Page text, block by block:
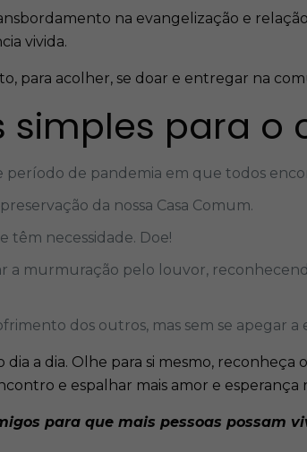
na evangelização e
vivida.
para acolher, se doar e entregar na
simples para o
período de pandemia em que todos
da nossa Casa Comum.
têm necessidade. Doe!
a murmuração pelo louvor,
dos outros, mas sem se apegar a
a dia. Olhe para si mesmo,
e espalhar mais amor e esperança
para que mais pessoas possam